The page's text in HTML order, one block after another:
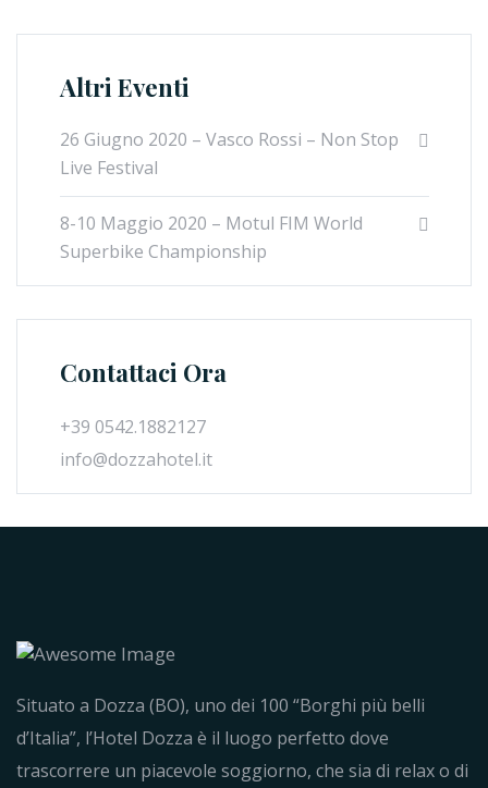
Altri Eventi
26 Giugno 2020 – Vasco Rossi – Non Stop
Live Festival
8-10 Maggio 2020 – Motul FIM World
Superbike Championship
Contattaci Ora
+39 0542.1882127
info@dozzahotel.it
Situato a Dozza (BO), uno dei 100 “Borghi più belli
d’Italia”, l’Hotel Dozza è il luogo perfetto dove
trascorrere un piacevole soggiorno, che sia di relax o di